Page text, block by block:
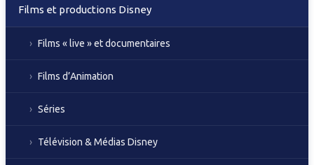
Films et productions Disney
Films « live » et documentaires
Films d’Animation
Séries
Télévision & Médias Disney